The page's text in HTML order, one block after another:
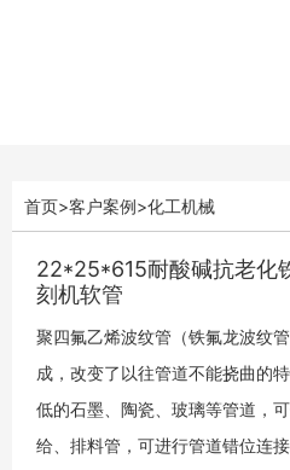
首页>客户案例>化工机械
22*25*615耐酸碱抗老化
刻机软管
聚四氟乙烯波纹管（铁氟龙波纹
成，改变了以往管道不能挠曲的
低的石墨、陶瓷、玻璃等管道，
给、排料管，可进行管道错位连